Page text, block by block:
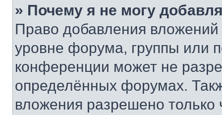
» Почему я не могу
Право добавления
уровне форума, группы или
конференции может не
определённых форумах.
вложения разрешено